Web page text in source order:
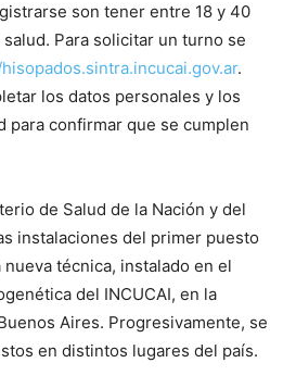
son tener entre 18 y 40
Para solicitar un turno se
.
los datos personales y los
para confirmar que se cumplen
de Salud de la Nación y del
instalaciones del primer puesto
técnica, instalado en el
del INCUCAI, en la
Aires. Progresivamente, se
en distintos lugares del país.